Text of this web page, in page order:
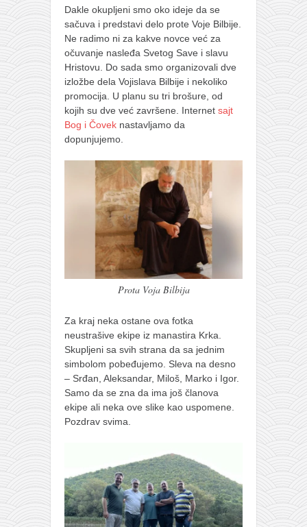
Dakle okupljeni smo oko ideje da se
sačuva i predstavi delo prote Voje Bilbije.
Ne radimo ni za kakve novce već za
očuvanje nasleđa Svetog Save i slavu
Hristovu. Do sada smo organizovali dve
izložbe dela Vojislava Bilbije i nekoliko
promocija. U planu su tri brošure, od
kojih su dve već završene. Internet sajt
Bog i Čovek nastavljamo da
dopunjujemo.
Prota Voja Bilbija
Za kraj neka ostane ova fotka
neustrašive ekipe iz manastira Krka.
Skupljeni sa svih strana da sa jednim
simbolom pobeđujemo. Sleva na desno
– Srđan, Aleksandar, Miloš, Marko i Igor.
Samo da se zna da ima još članova
ekipe ali neka ove slike kao uspomene.
Pozdrav svima.